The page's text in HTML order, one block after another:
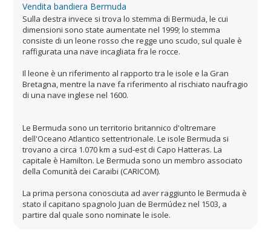
Vendita bandiera Bermuda
Sulla destra invece si trova lo stemma di Bermuda, le cui
dimensioni sono state aumentate nel 1999; lo stemma
consiste di un leone rosso che regge uno scudo, sul quale è
raffigurata una nave incagliata fra le rocce.
Il leone è un riferimento al rapporto tra le isole e la Gran
Bretagna, mentre la nave fa riferimento al rischiato naufragio
di una nave inglese nel 1600.
Le Bermuda sono un territorio britannico d'oltremare
dell'Oceano Atlantico settentrionale. Le isole Bermuda si
trovano a circa 1.070 km a sud-est di Capo Hatteras. La
capitale è Hamilton. Le Bermuda sono un membro associato
della Comunità dei Caraibi (CARICOM).
La prima persona conosciuta ad aver raggiunto le Bermuda è
stato il capitano spagnolo Juan de Bermúdez nel 1503, a
partire dal quale sono nominate le isole.